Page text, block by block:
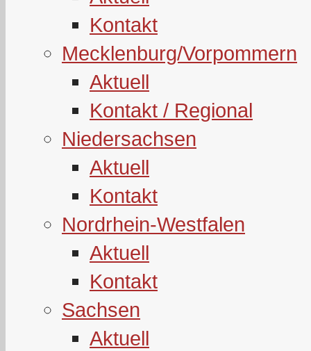
Kontakt
Mecklenburg/Vorpommern
Aktuell
Kontakt / Regional
Niedersachsen
Aktuell
Kontakt
Nordrhein-Westfalen
Aktuell
Kontakt
Sachsen
Aktuell